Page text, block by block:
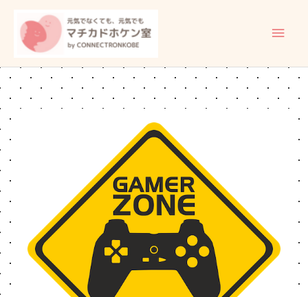
ッ
プ
イ
ン
メ